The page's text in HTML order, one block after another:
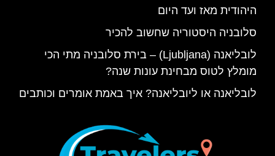
היהודית מאז ועד היום
סלובניה היסטוריה שחשוב להכיר
לובליאנה (Ljubljana) – בירת סלובניה מתי הכי
מומלץ לטוס מבחינת עונות שנה?
לובליאנה או ליובליאנה? איך באמת אומרים וכותבים